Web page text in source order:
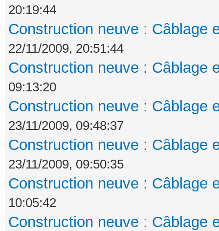
20:19:44
Construction neuve : Câblage
22/11/2009, 20:51:44
Construction neuve : Câblage
09:13:20
Construction neuve : Câblage
23/11/2009, 09:48:37
Construction neuve : Câblage
23/11/2009, 09:50:35
Construction neuve : Câblage
10:05:42
Construction neuve : Câblage